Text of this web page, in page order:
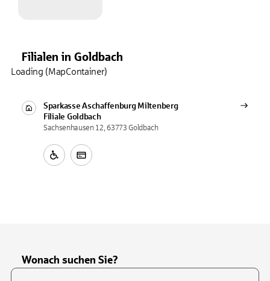
Filialen in Goldbach
Sparkasse Aschaffenburg Miltenberg
Filiale Goldbach
Sachsenhausen 12, 63773 Goldbach
Loading (MapContainer)
Wonach suchen Sie?
Suchfeld